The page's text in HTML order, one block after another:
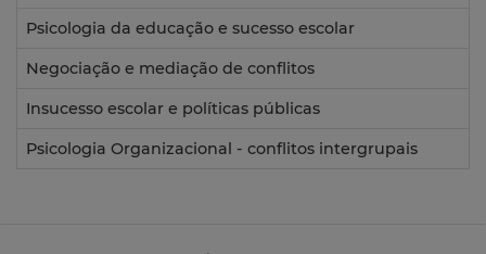
Psicologia da educação e sucesso escolar
Negociação e mediação de conflitos
Insucesso escolar e políticas públicas
Psicologia Organizacional - conflitos intergrupais